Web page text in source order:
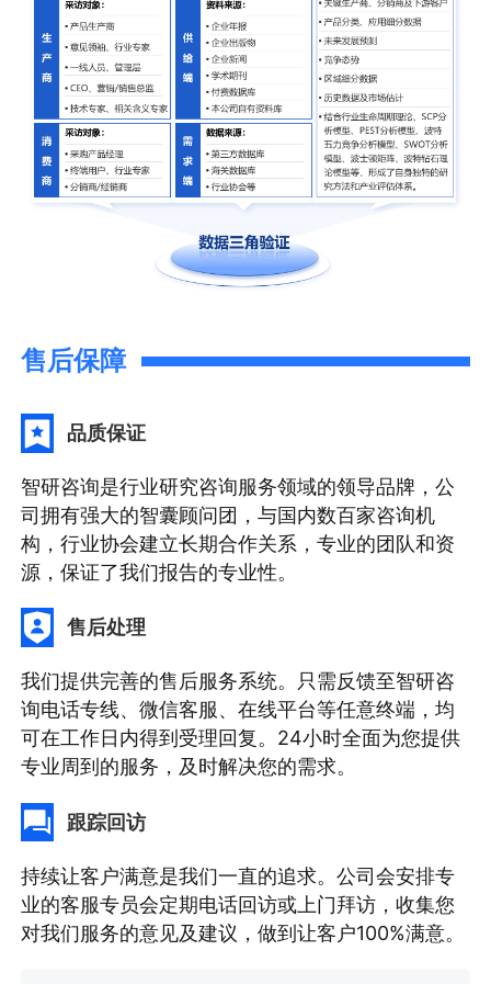
售后保障
品质保证
智研咨询是行业研究咨询服务领域的领导品牌，公
司拥有强大的智囊顾问团，与国内数百家咨询机
构，行业协会建立长期合作关系，专业的团队和资
源，保证了我们报告的专业性。
售后处理
我们提供完善的售后服务系统。只需反馈至智研咨
询电话专线、微信客服、在线平台等任意终端，均
可在工作日内得到受理回复。24小时全面为您提供
专业周到的服务，及时解决您的需求。
跟踪回访
持续让客户满意是我们一直的追求。公司会安排专
业的客服专员会定期电话回访或上门拜访，收集您
对我们服务的意见及建议，做到让客户100%满意。